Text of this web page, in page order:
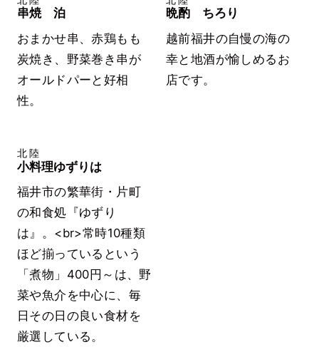
串焼 泊
おまかせ串、赤鶏もも
炭焼き、野菜巻き串が
オールドパーと好相
性。
晩酌 ちろり
越前福井の自慢の海の
幸と地酒が愉しめるお
店です。
北陸
小料理ゆずりは
福井市の繁華街・片町
の和食処『ゆずり
は』。<br>常時10種類
ほど揃っているという
「煮物」400円～は、野
菜や魚介を中心に、毎
日その日の良い食材を
厳選している。